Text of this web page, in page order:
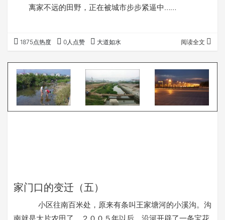
离家不远的田野，正在被城市步步紧逼中……
1875点热度 0人点赞 大道如水 阅读全文
家门口的变迁（五）
小区往南百米处，原来有条叫王家塘河的小溪沟。沟